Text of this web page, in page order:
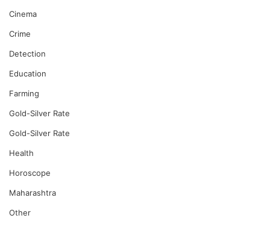
Cinema
Crime
Detection
Education
Farming
Gold-Silver Rate
Gold-Silver Rate
Health
Horoscope
Maharashtra
Other